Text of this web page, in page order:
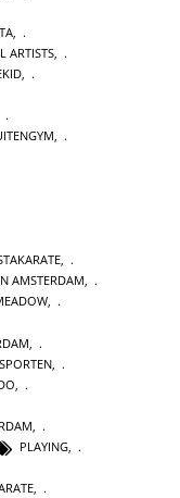
ARTISTS
,
AMSTERDAM,
,
PLAYING
,